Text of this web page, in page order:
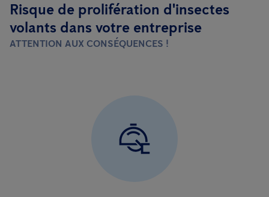
Risque de prolifération d'insectes
volants dans votre entreprise
ATTENTION AUX CONSÉQUENCES !